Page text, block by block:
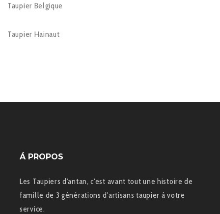
Taupier Belgique
Taupier Hainaut
Á PROPOS
Les Taupiers d'antan, c'est avant tout une histoire de
famille de 3 générations d'artisans taupier à votre
service.